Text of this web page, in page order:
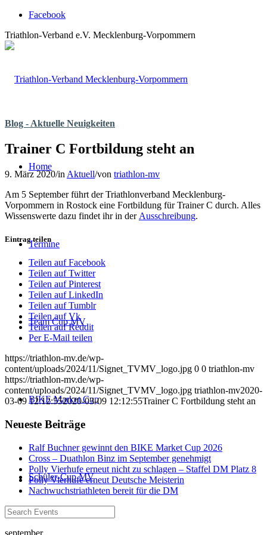
Facebook
Triathlon-Verband e.V. Mecklenburg-Vorpommern
Home
Termine
Team Cup MV
BIKE Market Cup
Schüler-Cup MV
Blog - Aktuelle Neuigkeiten
Trainer C Fortbildung steht an
9. März 2020/in Aktuell/von triathlon-mv
Am 5 September führt der Triathlonverband Mecklenburg-
Vorpommern in Rostock eine Fortbildung für Trainer C durch. Alles
Wissenswerte dazu findet ihr in der Ausschreibung.
Eintrag teilen
Teilen auf Facebook
Teilen auf Twitter
Teilen auf Pinterest
Teilen auf LinkedIn
Teilen auf Tumblr
Teilen auf Vk
Teilen auf Reddit
Per E-Mail teilen
https://triathlon-mv.de/wp-
content/uploads/2024/11/Signet_TVMV_logo.jpg 0 0 triathlon-mv
https://triathlon-mv.de/wp-
content/uploads/2024/11/Signet_TVMV_logo.jpg triathlon-mv2020-
03-09 12:12:552020-03-09 12:12:55Trainer C Fortbildung steht an
Neueste Beiträge
Ralf Buchner gewinnt den BIKE Market Cup 2026
Cross – Duathlon Binz im September genehmigt
Polly Vierhufe erneut nicht zu schlagen – Staffel DM Platz 8
Polly Vierhufe erneut Deutsche Meisterin
Nachwuchstriathleten bereit für die DM
september